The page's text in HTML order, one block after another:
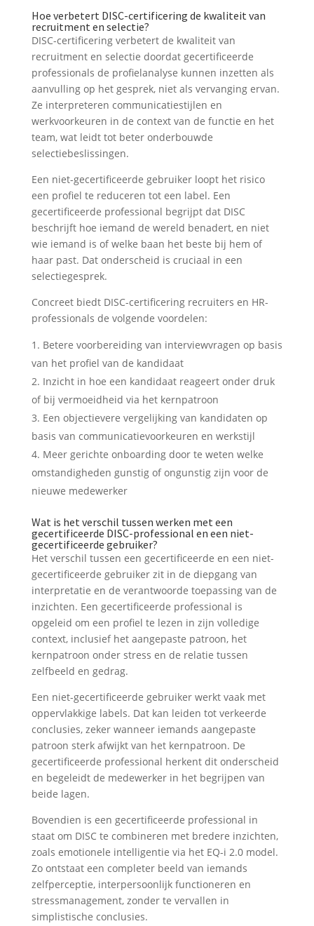
Hoe verbetert DISC-certificering de kwaliteit van
recruitment en selectie?
DISC-certificering verbetert de kwaliteit van
recruitment en selectie doordat gecertificeerde
professionals de profielanalyse kunnen inzetten als
aanvulling op het gesprek, niet als vervanging ervan.
Ze interpreteren communicatiestijlen en
werkvoorkeuren in de context van de functie en het
team, wat leidt tot beter onderbouwde
selectiebeslissingen.
Een niet-gecertificeerde gebruiker loopt het risico
een profiel te reduceren tot een label. Een
gecertificeerde professional begrijpt dat DISC
beschrijft hoe iemand de wereld benadert, en niet
wie iemand is of welke baan het beste bij hem of
haar past. Dat onderscheid is cruciaal in een
selectiegesprek.
Concreet biedt DISC-certificering recruiters en HR-
professionals de volgende voordelen:
Betere voorbereiding van interviewvragen op basis
van het profiel van de kandidaat
Inzicht in hoe een kandidaat reageert onder druk
of bij vermoeidheid via het kernpatroon
Een objectievere vergelijking van kandidaten op
basis van communicatievoorkeuren en werkstijl
Meer gerichte onboarding door te weten welke
omstandigheden gunstig of ongunstig zijn voor de
nieuwe medewerker
Wat is het verschil tussen werken met een
gecertificeerde DISC-professional en een niet-
gecertificeerde gebruiker?
Het verschil tussen een gecertificeerde en een niet-
gecertificeerde gebruiker zit in de diepgang van
interpretatie en de verantwoorde toepassing van de
inzichten. Een gecertificeerde professional is
opgeleid om een profiel te lezen in zijn volledige
context, inclusief het aangepaste patroon, het
kernpatroon onder stress en de relatie tussen
zelfbeeld en gedrag.
Een niet-gecertificeerde gebruiker werkt vaak met
oppervlakkige labels. Dat kan leiden tot verkeerde
conclusies, zeker wanneer iemands aangepaste
patroon sterk afwijkt van het kernpatroon. De
gecertificeerde professional herkent dit onderscheid
en begeleidt de medewerker in het begrijpen van
beide lagen.
Bovendien is een gecertificeerde professional in
staat om DISC te combineren met bredere inzichten,
zoals emotionele intelligentie via het EQ-i 2.0 model.
Zo ontstaat een completer beeld van iemands
zelfperceptie, interpersoonlijk functioneren en
stressmanagement, zonder te vervallen in
simplistische conclusies.